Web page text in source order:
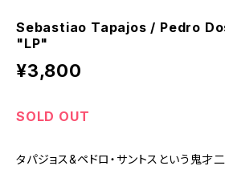
Sebastiao Tapajos / Pedro
"LP"
¥3,800
SOLD OUT
タパジョス&ペドロ・サントスという鬼才